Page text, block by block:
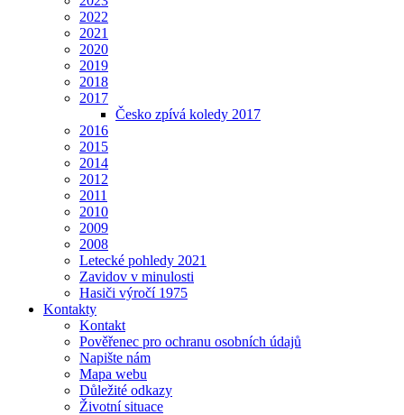
2022
2021
2020
2019
2018
2017
Česko zpívá koledy 2017
2016
2015
2014
2012
2011
2010
2009
2008
Letecké pohledy 2021
Zavidov v minulosti
Hasiči výročí 1975
Kontakty
Kontakt
Pověřenec pro ochranu osobních údajů
Napište nám
Mapa webu
Důležité odkazy
Životní situace